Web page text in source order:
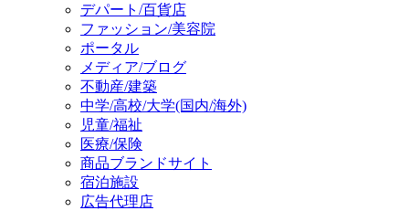
デパート/百貨店
ファッション/美容院
ポータル
メディア/ブログ
不動産/建築
中学/高校/大学(国内/海外)
児童/福祉
医療/保険
商品ブランドサイト
宿泊施設
広告代理店